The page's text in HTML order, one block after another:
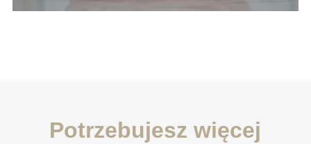
Potrzebujesz więcej